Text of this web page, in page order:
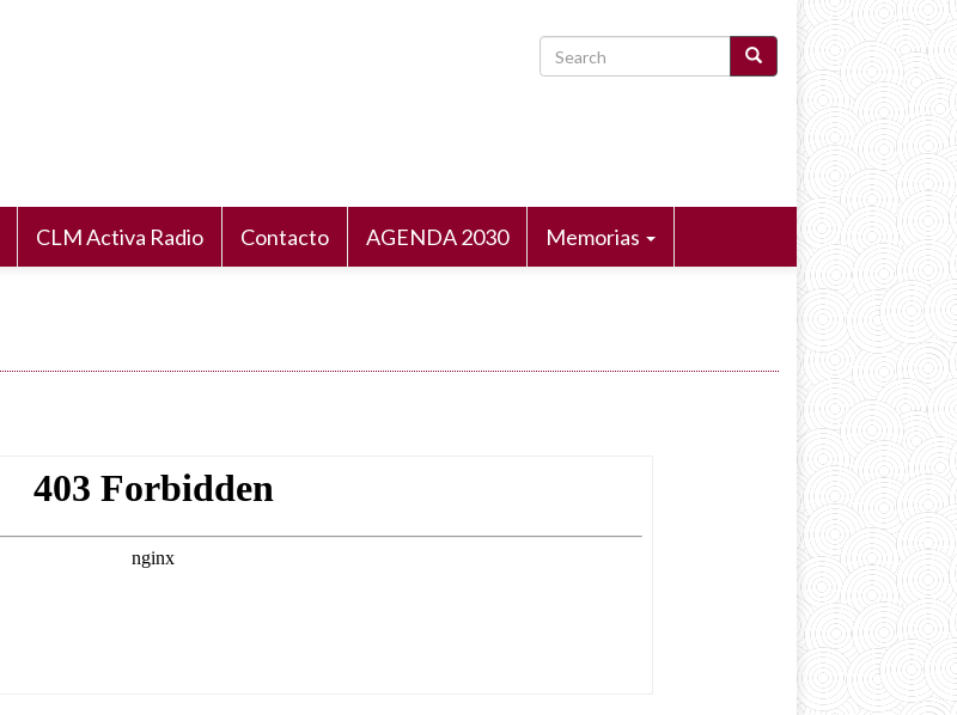
CLM Activa Radio Contacto AGENDA 2030 Memorias
Search